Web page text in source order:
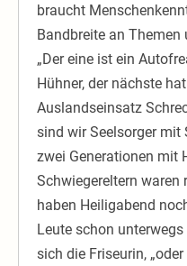
braucht
Bandbreite an Themen
„Der eine ist ein
Hühner, der nächste
Auslandseinsatz
sind wir Seelsorger mit
zwei Generationen mit
Schwiegereltern waren
haben Heiligabend
Leute schon
sich die Friseurin,